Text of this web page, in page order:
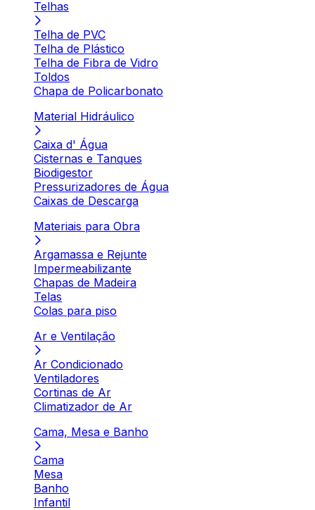
Telhas
Telha de PVC
Telha de Plástico
Telha de Fibra de Vidro
Toldos
Chapa de Policarbonato
Material Hidráulico
Caixa d' Água
Cisternas e Tanques
Biodigestor
Pressurizadores de Água
Caixas de Descarga
Materiais para Obra
Argamassa e Rejunte
Impermeabilizante
Chapas de Madeira
Telas
Colas para piso
Ar e Ventilação
Ar Condicionado
Ventiladores
Cortinas de Ar
Climatizador de Ar
Cama, Mesa e Banho
Cama
Mesa
Banho
Infantil